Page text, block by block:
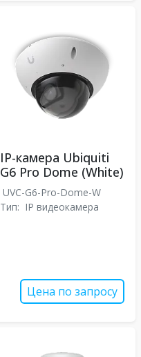
IP-камера Ubiquiti
G6 Pro Dome (White)
UVC-G6-Pro-Dome-W
Тип: IP видеокамера
Цена по запросу